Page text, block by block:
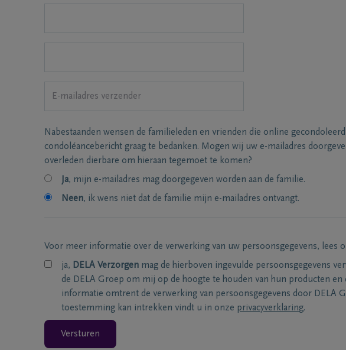
Nabestaanden wensen de familieleden en vrienden die online
condoléancebericht graag te bedanken. Mogen wij uw e-mailadres
overleden dierbare om hieraan tegemoet te komen?
Ja, mijn e-mailadres mag doorgegeven worden aan de familie.
Neen, ik wens niet dat de familie mijn e-mailadres ontvangt.
Voor meer informatie over de verwerking van uw persoonsgegevens, lees
ja, DELA Verzorgen mag de hierboven ingevulde persoonsgegevens
de DELA Groep om mij op de hoogte te houden van hun producten en
informatie omtrent de verwerking van persoonsgegevens door DELA
toestemming kan intrekken vindt u in onze privacyverklaring.
Versturen